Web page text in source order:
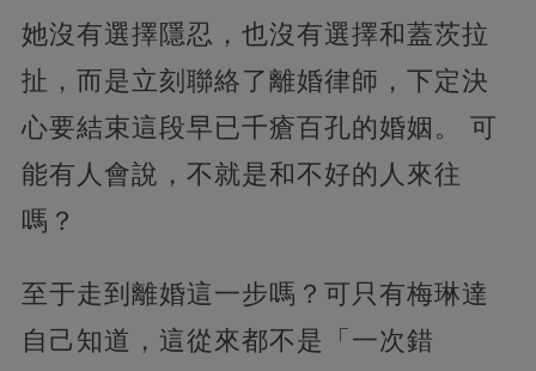
她沒有選擇隱忍，也沒有選擇和蓋茨拉
扯，而是立刻聯絡了離婚律師，下定決
心要結束這段早已千瘡百孔的婚姻。 可
能有人會說，不就是和不好的人來往
嗎？
至于走到離婚這一步嗎？可只有梅琳達
自己知道，這從來都不是「一次錯